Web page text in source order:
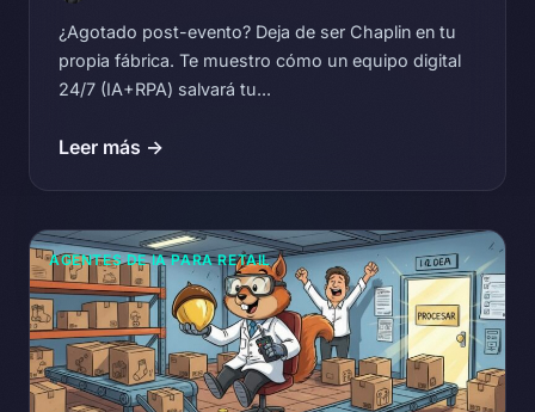
¿Agotado post-evento? Deja de ser Chaplin en tu
propia fábrica. Te muestro cómo un equipo digital
24/7 (IA+RPA) salvará tu...
Leer más →
AGENTES DE IA PARA RETAIL